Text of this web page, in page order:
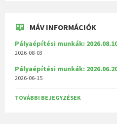
MÁV INFORMÁCIÓK
Pályaépítési munkák:
2026-08-03
Pályaépítési munkák:
2026-06-15
TOVÁBBI BEJEGYZÉSEK